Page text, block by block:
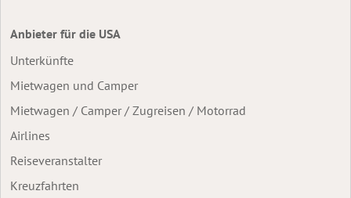
Anbieter für die USA
Unterkünfte
Mietwagen und Camper
Mietwagen / Camper / Zugreisen / Motorrad
Airlines
Reiseveranstalter
Kreuzfahrten